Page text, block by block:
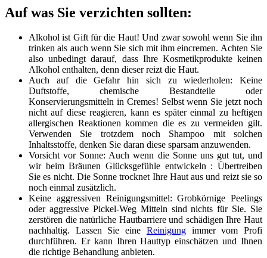
Auf was Sie verzichten sollten:
Alkohol ist Gift für die Haut! Und zwar sowohl wenn Sie ihn
trinken als auch wenn Sie sich mit ihm eincremen. Achten Sie
also unbedingt darauf, dass Ihre Kosmetikprodukte keinen
Alkohol enthalten, denn dieser reizt die Haut.
Auch auf die Gefahr hin sich zu wiederholen: Keine
Duftstoffe, chemische Bestandteile oder
Konservierungsmitteln in Cremes! Selbst wenn Sie jetzt noch
nicht auf diese reagieren, kann es später einmal zu heftigen
allergischen Reaktionen kommen die es zu vermeiden gilt.
Verwenden Sie trotzdem noch Shampoo mit solchen
Inhaltsstoffe, denken Sie daran diese sparsam anzuwenden.
Vorsicht vor Sonne: Auch wenn die Sonne uns gut tut, und
wir beim Bräunen Glücksgefühle entwickeln : Übertreiben
Sie es nicht. Die Sonne trocknet Ihre Haut aus und reizt sie so
noch einmal zusätzlich.
Keine aggressiven Reinigungsmittel: Grobkörnige Peelings
oder aggressive Pickel-Weg Mitteln sind nichts für Sie. Sie
zerstören die natürliche Hautbarriere und schädigen Ihre Haut
nachhaltig. Lassen Sie eine Reinigungimmer vom Profi
durchführen. Er kann Ihren Hauttyp einschätzen und Ihnen
die richtige Behandlung anbieten.